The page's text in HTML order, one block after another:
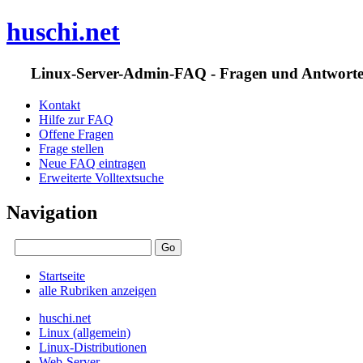
huschi.net
Linux-Server-Admin-FAQ - Fragen und
Kontakt
Hilfe zur FAQ
Offene Fragen
Frage stellen
Neue FAQ eintragen
Erweiterte Volltextsuche
Navigation
Startseite
alle Rubriken anzeigen
huschi.net
Linux (allgemein)
Linux-Distributionen